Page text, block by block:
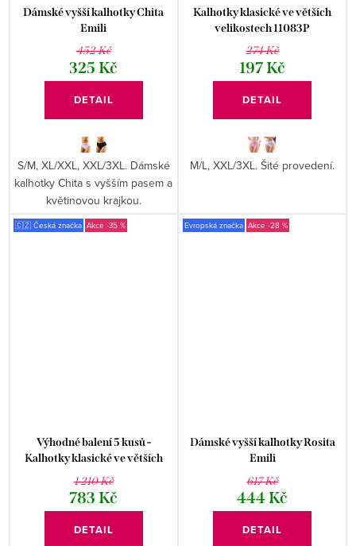
Dámské vyšší kalhotky Chita
Emili
452 Kč
325 Kč
DETAIL
S/M, XL/XXL, XXL/3XL. Dámské
kalhotky Chita s vyšším pasem a
květinovou krajkou.
Kalhotky klasické ve větších
velikostech 11083P
274 Kč
197 Kč
DETAIL
M/L, XXL/3XL. Šité provedení.
🇨🇿 Česká značka -35 %
Výhodné balení 5 kusů -
Kalhotky klasické ve větších
velikostech 11089P
1 210 Kč
783 Kč
DETAIL
Evropská značka -28 %
Dámské vyšší kalhotky Rosita
Emili
617 Kč
444 Kč
DETAIL